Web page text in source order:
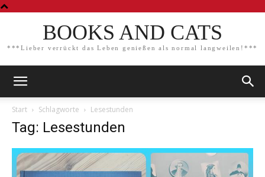
BOOKS AND CATS
***Lieber verrückt das Leben genießen als normal langweilen!***
Start Schlagworte Lesestunden
Tag: Lesestunden